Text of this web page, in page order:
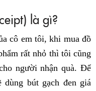
là gì?
cô em tôi, khi mua đồ
rất nhỏ thì tôi cũng
người nhận quà. Để
bút gạch đen giá